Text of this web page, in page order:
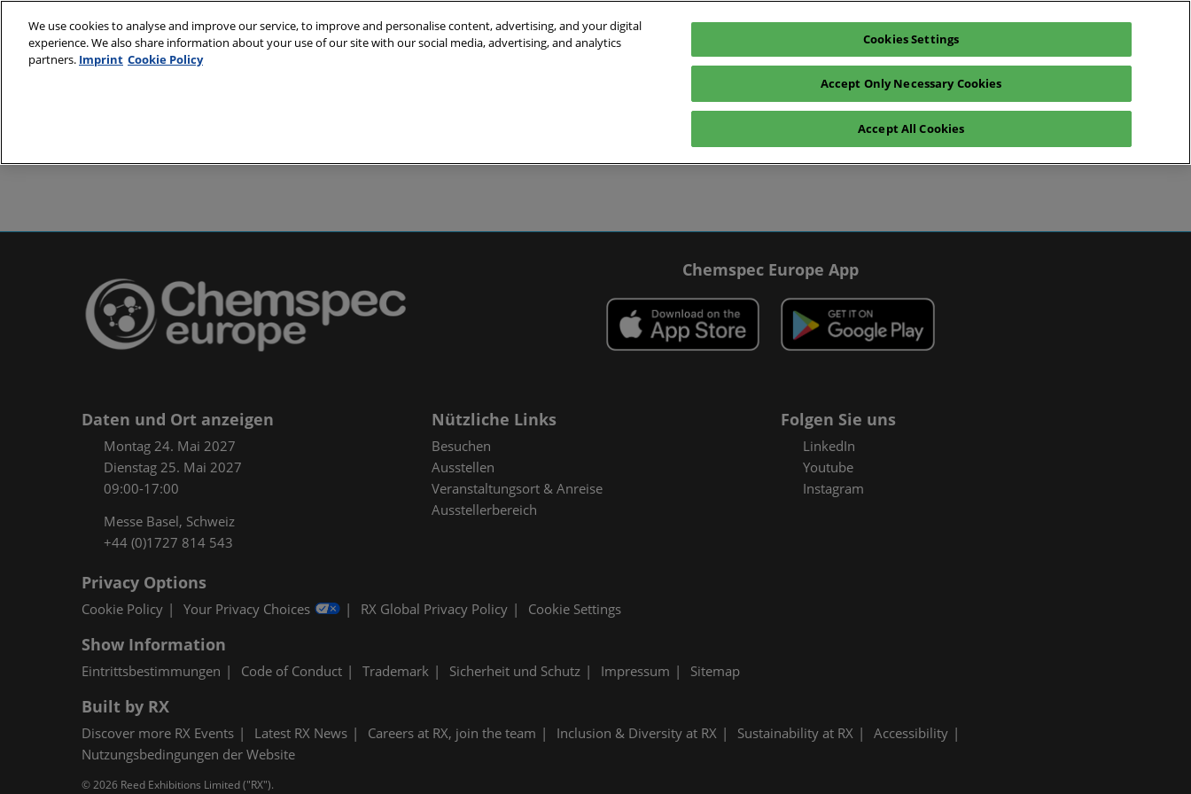
to
content
24. - 25. Mai 2027
Deutsch
Interesse anmelden Aussteller anfragen
Unterkunft buchen
Presse & medien
Hilfe
Exhibitor Hub
Chemspec Europe App
Daten und Ort anzeigen
Montag 24. Mai 2027
Dienstag 25. Mai 2027
09:00-17:00
Messe Basel, Schweiz
+44 (0)1727 814 543
Nützliche Links
Besuchen
Ausstellen
Veranstaltungsort & Anreise
Ausstellerbereich
Folgen Sie uns
LinkedIn
Youtube
Instagram
Privacy Options
Cookie Policy Your Privacy Choices RX Global Privacy Policy Cookie Settings
Show Information
Eintrittsbestimmungen Code of Conduct Trademark Sicherheit und Schutz Impressum Sitemap
Built by RX
Discover more RX Events Latest RX News Careers at RX, join the team Inclusion & Diversity at RX Sustainability at RX
Accessibility
Nutzungsbedingungen der Website
© 2026 Reed Exhibitions Limited ("RX").
We use cookies to analyse and improve our service, to improve and personalise content, advertising, and your digital
experience. We also share information about your use of our site with our social media, advertising, and analytics
partners. Imprint Cookie Policy
Cookies Settings
Accept Only Necessary Cookies
Accept All Cookies